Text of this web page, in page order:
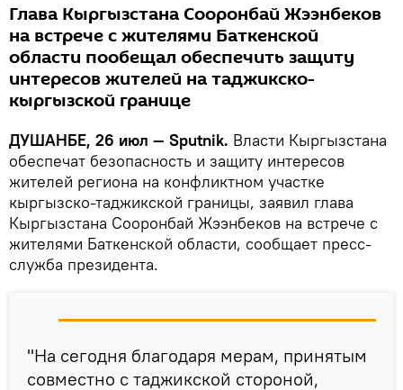
Глава Кыргызстана Сооронбай Жээнбеков
на встрече с жителями Баткенской
области пообещал обеспечить защиту
интересов жителей на таджикско-
кыргызской границе
ДУШАНБЕ, 26 июл — Sputnik. Власти Кыргызстана
обеспечат безопасность и защиту интересов
жителей региона на конфликтном участке
кыргызско-таджикской границы, заявил глава
Кыргызстана Сооронбай Жээнбеков на встрече с
жителями Баткенской области, сообщает пресс-
служба президента.
"На сегодня благодаря мерам, принятым
совместно с таджикской стороной,